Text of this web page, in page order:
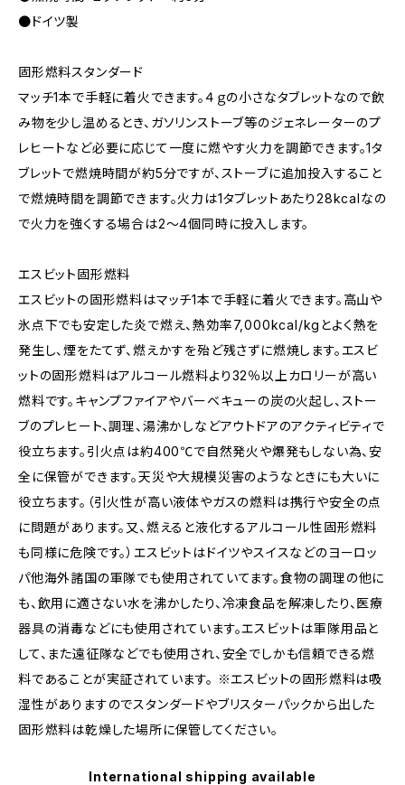
●ドイツ製
固形燃料スタンダード
マッチ1本で手軽に着火できます。４ｇの小さなタブレットなので飲
み物を少し温めるとき、ガソリンストーブ等のジェネレーターのプ
レヒートなど必要に応じて一度に燃やす火力を調節できます。1タ
ブレットで燃焼時間が約5分ですが、ストーブに追加投入すること
で燃焼時間を調節できます。火力は1タブレットあたり28kcalなの
で火力を強くする場合は2〜4個同時に投入します。
エスビット固形燃料
エスビットの固形燃料はマッチ1本で手軽に着火できます。高山や
氷点下でも安定した炎で燃え、熱効率7,000kcal/kgとよく熱を
発生し、煙をたてず、燃えかすを殆ど残さずに燃焼します。エスビ
ットの固形燃料はアルコール燃料より32％以上カロリーが高い
燃料です。キャンプファイアやバーベキューの炭の火起し、ストー
ブのプレヒート、調理、湯沸かしなどアウトドアのアクティビティで
役立ちます。引火点は約400℃で自然発火や爆発もしない為、安
全に保管ができます。天災や大規模災害のようなときにも大いに
役立ちます。（引火性が高い液体やガスの燃料は携行や安全の点
に問題があります。又、燃えると液化するアルコール性固形燃料
も同様に危険です。）エスビットはドイツやスイスなどのヨーロッ
パ他海外諸国の軍隊でも使用されていてます。食物の調理の他に
も、飲用に適さない水を沸かしたり、冷凍食品を解凍したり、医療
器具の消毒などにも使用されています。エスビットは軍隊用品と
して、また遠征隊などでも使用され、安全でしかも信頼できる燃
料であることが実証されています。 ※エスビットの固形燃料は吸
湿性がありますのでスタンダードやブリスターパックから出した
固形燃料は乾燥した場所に保管してください。
International shipping available